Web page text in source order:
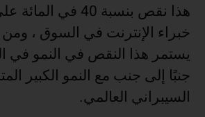
هذا نقص بنسبة 40 في
خبراء الإنترنت في السوق ، ومن
يستمر هذا النقص في النمو في
جنبًا إلى جنب مع النمو الكبير
السيبراني العالمي.